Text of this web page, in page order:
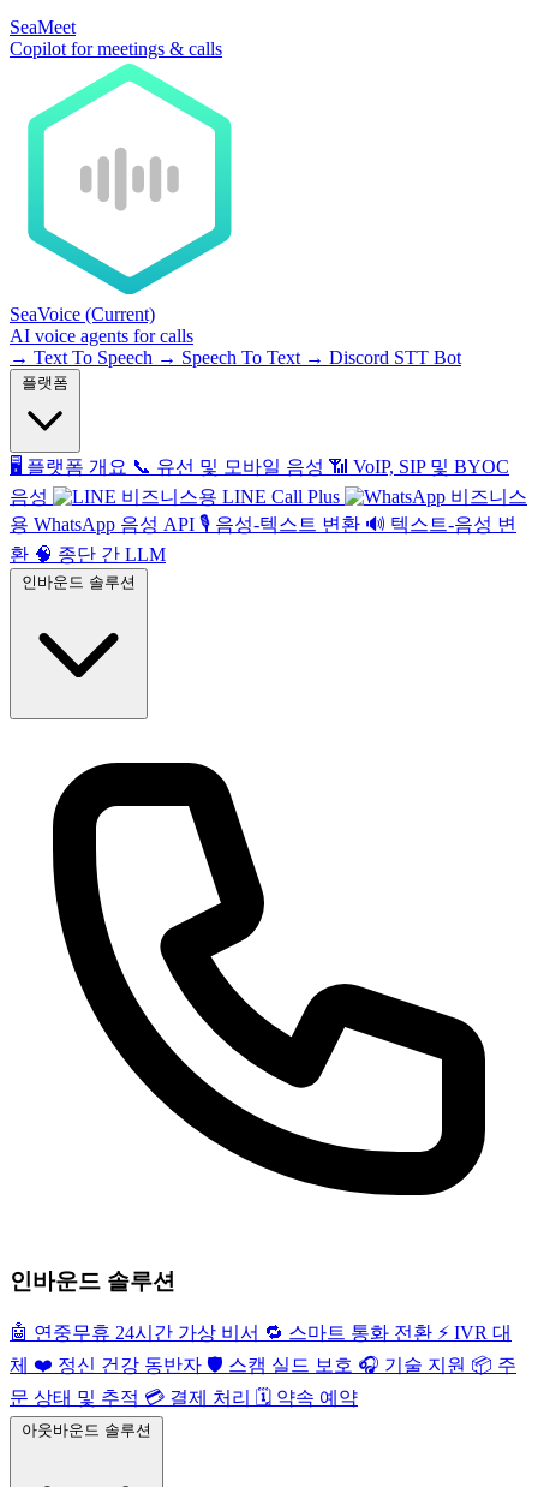
SeaMeet
Copilot for meetings & calls
SeaVoice (Current)
AI voice agents for calls
→ Text To Speech → Speech To Text → Discord STT Bot
🖥️ 플랫폼 개요 📞 유선 및 모바일 음성 📶 VoIP, SIP 및 BYOC
음성
비즈니스용 LINE Call Plus
비즈니스
용 WhatsApp 음성 API 🎙️ 음성-텍스트 변환 🔊 텍스트-음성 변
환 🧠 종단 간 LLM
인바운드 솔루션
🤖 연중무휴 24시간 가상 비서 🔁 스마트 통화 전환 ⚡️ IVR 대
체 ❤️ 정신 건강 동반자 🛡️ 스캠 실드 보호 🎧 기술 지원 📦 주
문 상태 및 추적 💳 결제 처리 🗓️ 약속 예약